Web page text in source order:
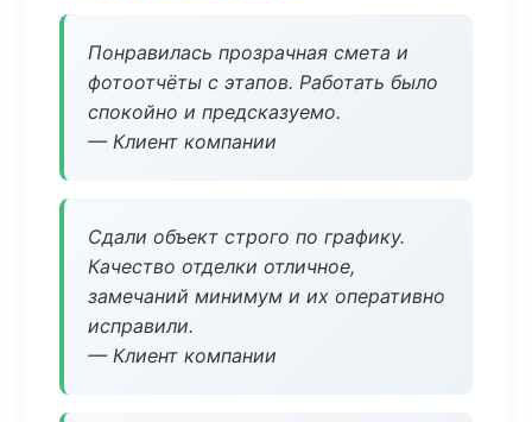
Понравилась прозрачная смета и
фотоотчёты с этапов. Работать было
спокойно и предсказуемо.
— Клиент компании
Сдали объект строго по графику.
Качество отделки отличное,
замечаний минимум и их оперативно
исправили.
— Клиент компании